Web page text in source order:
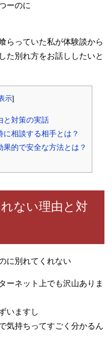
ーのに
らっていた私が体験談から
た別れ方をお話ししたいと
示]
と対策の実話
相談する相手とは？
的で安全な方法とは？
ない理由と対
に別れてくれない
ーネット上でも沢山ありま
いますし
気持ちってすごく分かるん